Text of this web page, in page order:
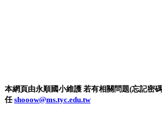
本網頁由永順國小維護 若有相關問題(忘記密
任shooow@ms.tyc.edu.tw